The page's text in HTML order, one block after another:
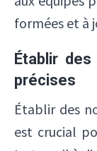
formées et à
Établir
précises
Établir des
est crucial